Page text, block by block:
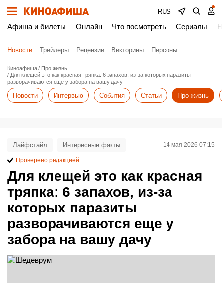
RUS
Афиша и билеты Онлайн Что посмотреть Сериалы
Новости Трейлеры Рецензии Викторины Персоны
Киноафиша
Про жизнь
Для клещей это как красная тряпка: 6 запахов, из-за которых паразиты
разворачиваются еще у забора на вашу дачу
Новости Интервью События Статьи Про жизнь
Для клещей это как красная
тряпка: 6 запахов, из-за
которых паразиты
разворачиваются еще у
забора на вашу дачу
Лайфстайл Интересные факты 14 мая 2026 07:15
Проверено редакцией